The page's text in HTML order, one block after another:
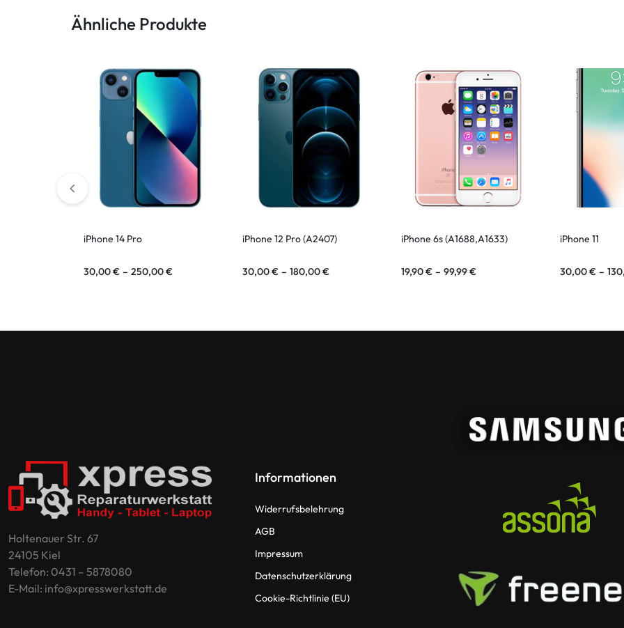
Ähnliche Produkte
iPhone 14 Pro
30,00€ – 250,00€
iPhone 12 Pro (A2407)
30,00€ – 180,00€
iPhone 6s (A1688,A1633)
19,90€ – 99,99€
iPhone 11
30,00€ –
Holtenauer Str. 67
24105 Kiel
Telefon: 0431 – 5878080
E-Mail: info@xpresswerkstatt.de
Informationen
Widerrufsbelehrung
AGB
Impressum
Datenschutzerklärung
Cookie-Richtlinie (EU)